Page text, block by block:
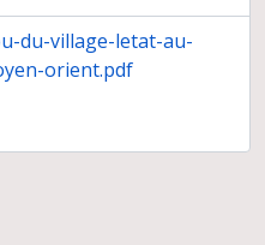
du-village-letat-au-
orient.pdf